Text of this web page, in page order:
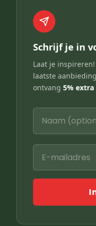
Schrijf je in
Laat je
laatste
ontvang 5%